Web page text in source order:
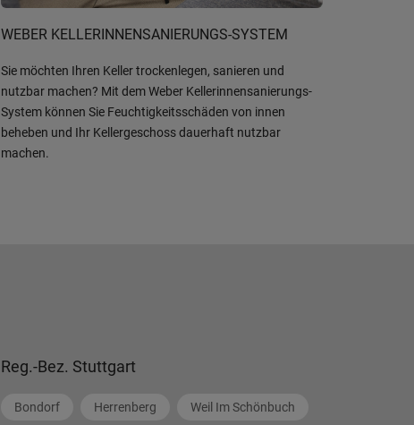
WEBER KELLERINNENSANIERUNGS-SYSTEM
Sie möchten Ihren Keller trockenlegen, sanieren und
nutzbar machen? Mit dem Weber Kellerinnensanierungs-
System können Sie Feuchtigkeitsschäden von innen
beheben und Ihr Kellergeschoss dauerhaft nutzbar
machen.
Reg.-Bez. Stuttgart
Bondorf Herrenberg Weil Im Schönbuch